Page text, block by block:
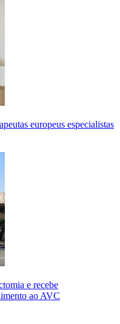
europeus especialistas
e recebe
ao AVC